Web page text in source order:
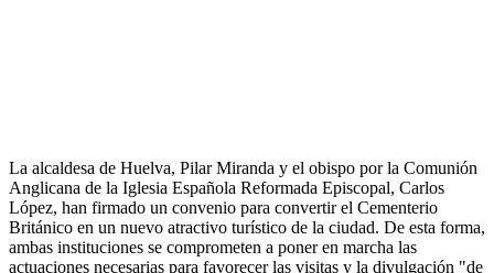
La alcaldesa de Huelva, Pilar Miranda y el obispo por la Comunión
Anglicana de la Iglesia Española Reformada Episcopal, Carlos
López, han firmado un convenio para convertir el Cementerio
Británico en un nuevo atractivo turístico de la ciudad. De esta forma,
ambas instituciones se comprometen a poner en marcha las
actuaciones necesarias para favorecer las visitas y la divulgación "de